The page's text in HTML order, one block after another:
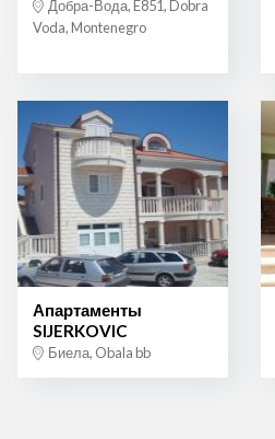
Добра-Вода, E851, Dobra
Voda, Montenegro
Апартаменты
SIJERKOVIC
Биела, Obala bb